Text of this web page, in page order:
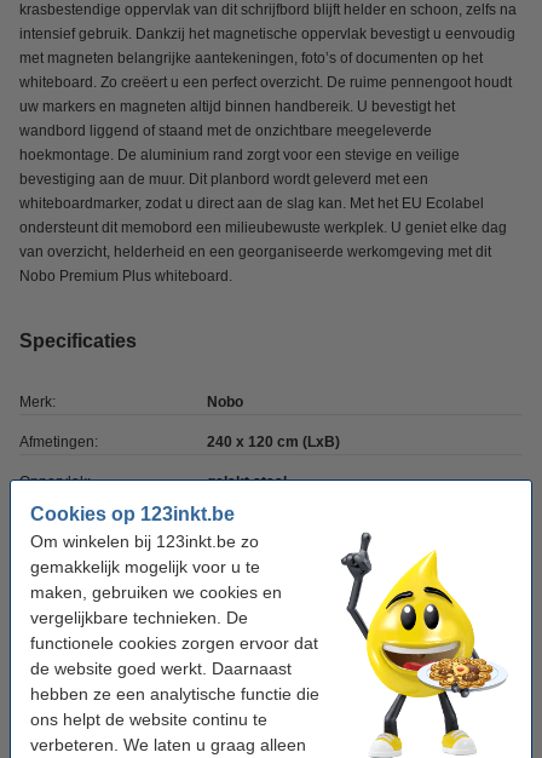
Cookies op 123inkt.be
Om winkelen bij 123inkt.be zo
gemakkelijk mogelijk voor u te
maken, gebruiken we cookies en
vergelijkbare technieken. De
functionele cookies zorgen ervoor dat
de website goed werkt. Daarnaast
hebben ze een analytische functie die
ons helpt de website continu te
verbeteren. We laten u graag alleen
krasbestendige oppervlak van dit schrijfbord blijft helder en schoon, zelfs na
intensief gebruik. Dankzij het magnetische oppervlak bevestigt u eenvoudig
met magneten belangrijke aantekeningen, foto’s of documenten op het
whiteboard. Zo creëert u een perfect overzicht. De ruime pennengoot houdt
uw markers en magneten altijd binnen handbereik. U bevestigt het
wandbord liggend of staand met de onzichtbare meegeleverde
hoekmontage. De aluminium rand zorgt voor een stevige en veilige
bevestiging aan de muur. Dit planbord wordt geleverd met een
whiteboardmarker, zodat u direct aan de slag kan. Met het EU Ecolabel
ondersteunt dit memobord een milieubewuste werkplek. U geniet elke dag
van overzicht, helderheid en een georganiseerde werkomgeving met dit
Nobo Premium Plus whiteboard.
Specificaties
Merk: Nobo
Afmetingen: 240 x 120 cm (LxB)
Oppervlak: gelakt staal
Soort: magnetisch
Tip: meebestellen
Aanbieding: 123inkt set whiteboard markers
zwart/rood/blauw/groen (2,5 mm rond)
€ 6,95
123inkt whiteboard starterkit
€ 21,95